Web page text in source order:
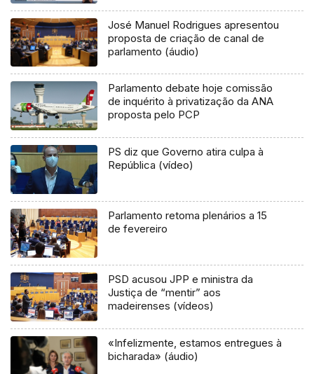
José Manuel Rodrigues apresentou
proposta de criação de canal de
parlamento (áudio)
Parlamento debate hoje comissão
de inquérito à privatização da ANA
proposta pelo PCP
PS diz que Governo atira culpa à
República (vídeo)
Parlamento retoma plenários a 15
de fevereiro
PSD acusou JPP e ministra da
Justiça de “mentir” aos
madeirenses (vídeos)
«Infelizmente, estamos entregues à
bicharada» (áudio)